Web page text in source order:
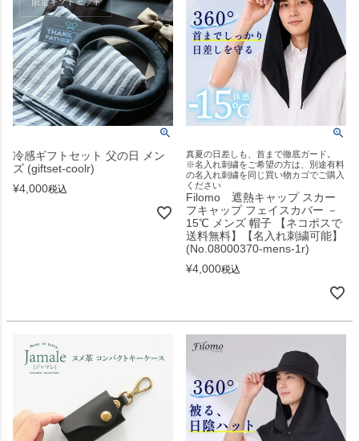
冷感ギフトセット 父の日 メン
ズ (giftset-coolr)
¥4,000税込
真夏の日差しも、首まで徹底ガード。
※名入れ刺繍をご希望の方は、別途有料
の名入れ刺繍を同じ買い物カゴでご購入
ください
Filomo 遮熱キャップ スカー
フキャップ フェイスカバー －
15℃ メンズ 帽子 【ネコポスで
送料無料】【名入れ刺繍可能】
(No.08000370-mens-1r)
¥4,000税込